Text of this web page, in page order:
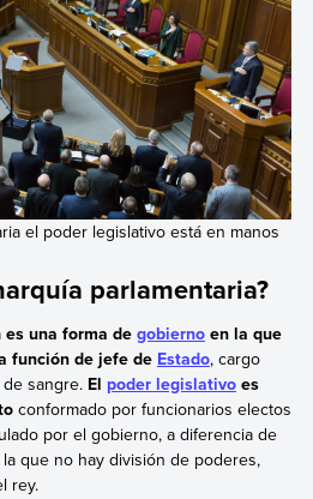
el poder legislativo está en manos
parlamentaria?
es una forma de gobiernoen la que
función de jefe de Estado, cargo
sangre. El poder legislativoes
conformado por funcionarios electos
por el gobierno, a diferencia de
que no hay división de poderes,
rey.